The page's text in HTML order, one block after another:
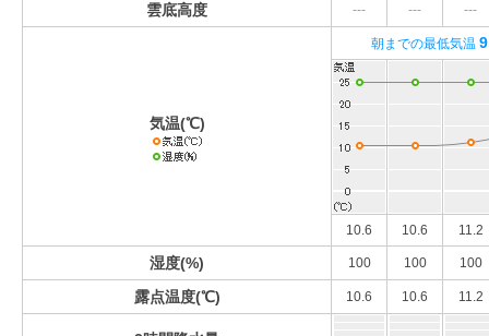
雲底高度 --- --- ---
気温(℃)
朝までの最低気温
10.6 10.6 11.2
湿度(%) 100 100 100
露点温度(℃) 10.6 10.6 11.2